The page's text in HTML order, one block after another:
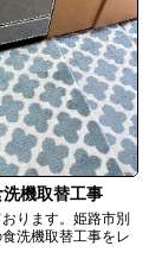
機取替工事
ります。姫路市別
洗機取替工事をレ